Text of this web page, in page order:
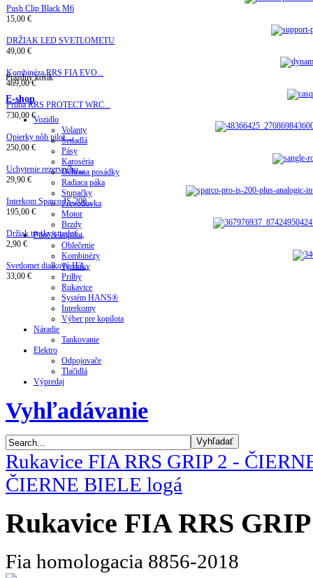
Push Clip Black M6
15,00 €
DRŽIAK LED SVETLOMETU
49,00 €
Kombinéza RRS FIA EVO...
469,00 €
Prilba RRS PROTECT WRC...
730,00 €
Opierky nôh pilot,...
250,00 €
Uchytenie rezervného...
29,90 €
Interkom Sparco IS-200...
195,00 €
Držiak trysky stredné...
2,90 €
Svetlomet dialkový H3...
33,00 €
Prázdny košík
E-shop
Vozidlo
Volanty
Sedadlá
Pásy
Karoséria
Ochrana posádky
Radiaca páka
Stupačky
Prevodovka
Motor
Brzdy
Pilot & kopilot
Oblečenie
Kombinézy
Topánky
Prilby
Rukavice
Systém HANS®
Interkomy
Výber pre kopilota
Náradie
Tankovanie
Elektro
Odpojovače
Tlačidlá
Výpredaj
Vyhľadávanie
Rukavice FIA ​​RRS GRIP 2 -
ČIERNE BIELE logá
Rukavice FIA ​​RRS
Fia homologacia 8856-2018